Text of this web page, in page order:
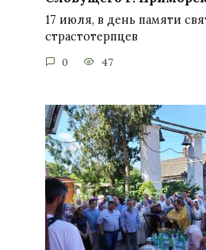
17 июля, в день памяти
страстотерпцев
0 47